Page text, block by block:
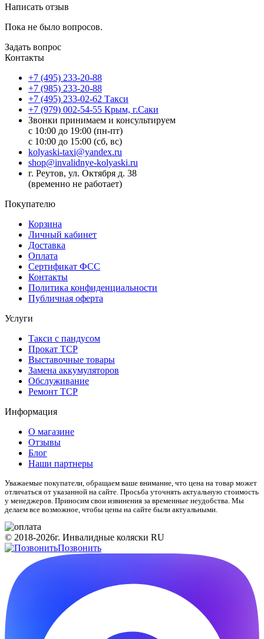
Написать отзыв
Пока не было вопросов.
Задать вопрос
Контакты
+7 (495) 233-20-88
+7 (985) 233-20-88
+7 (495) 233-02-62 Такси
+7 (979) 002-54-55 Крым, г.Саки
Звонки принимаем и консультируем
с 10:00 до 19:00 (пн-пт)
с 10:00 до 15:00 (сб, вс)
kolyaski-taxi@yandex.ru
shop@invalidnye-kolyaski.ru
г. Реутов, ул. Октября д. 38
(временно не работает)
Покупателю
Корзина
Личный кабинет
Доставка
Оплата
Сертификат ФСС
Контакты
Политика конфиденциальности
Публичная оферта
Услуги
Такси с пандусом
Прокат ТСР
Выставочные товары
Замена аккумуляторов
Обслуживание
Ремонт ТСР
Информация
О магазине
Отзывы
Блог
Наши партнеры
Уважаемые покупатели, обращаем ваше внимание, что цена на товар может
отличаться от указанной на сайте. Просьба уточнять актуальную стоимость
у менеджеров. Приносим свои извинения за временные неудобства. Мы
делаем все возможное, чтобы цены на сайте были актуальными.
© 2018-2026г. Инвалидные коляски RU
Позвонить